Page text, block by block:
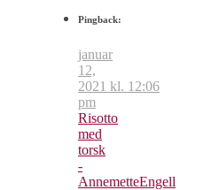
Pingback:
januar
12,
2021 kl. 12:06
pm
Risotto
med
torsk
-
AnnemetteEngell